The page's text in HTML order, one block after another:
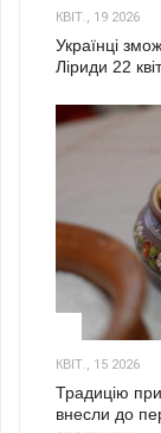
КВІТ., 19 2026
Українці
Ліриди 22
КВІТ., 15 2026
Традицію
внесли до